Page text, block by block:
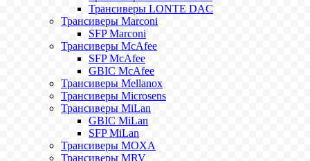
Трансиверы LONTE DAC
Трансиверы Marconi
SFP Marconi
Трансиверы McAfee
SFP McAfee
GBIC McAfee
Трансиверы Mellanox
Трансиверы Microsens
Трансиверы MiLan
GBIC MiLan
SFP MiLan
Трансиверы MOXA
Трансиверы MRV